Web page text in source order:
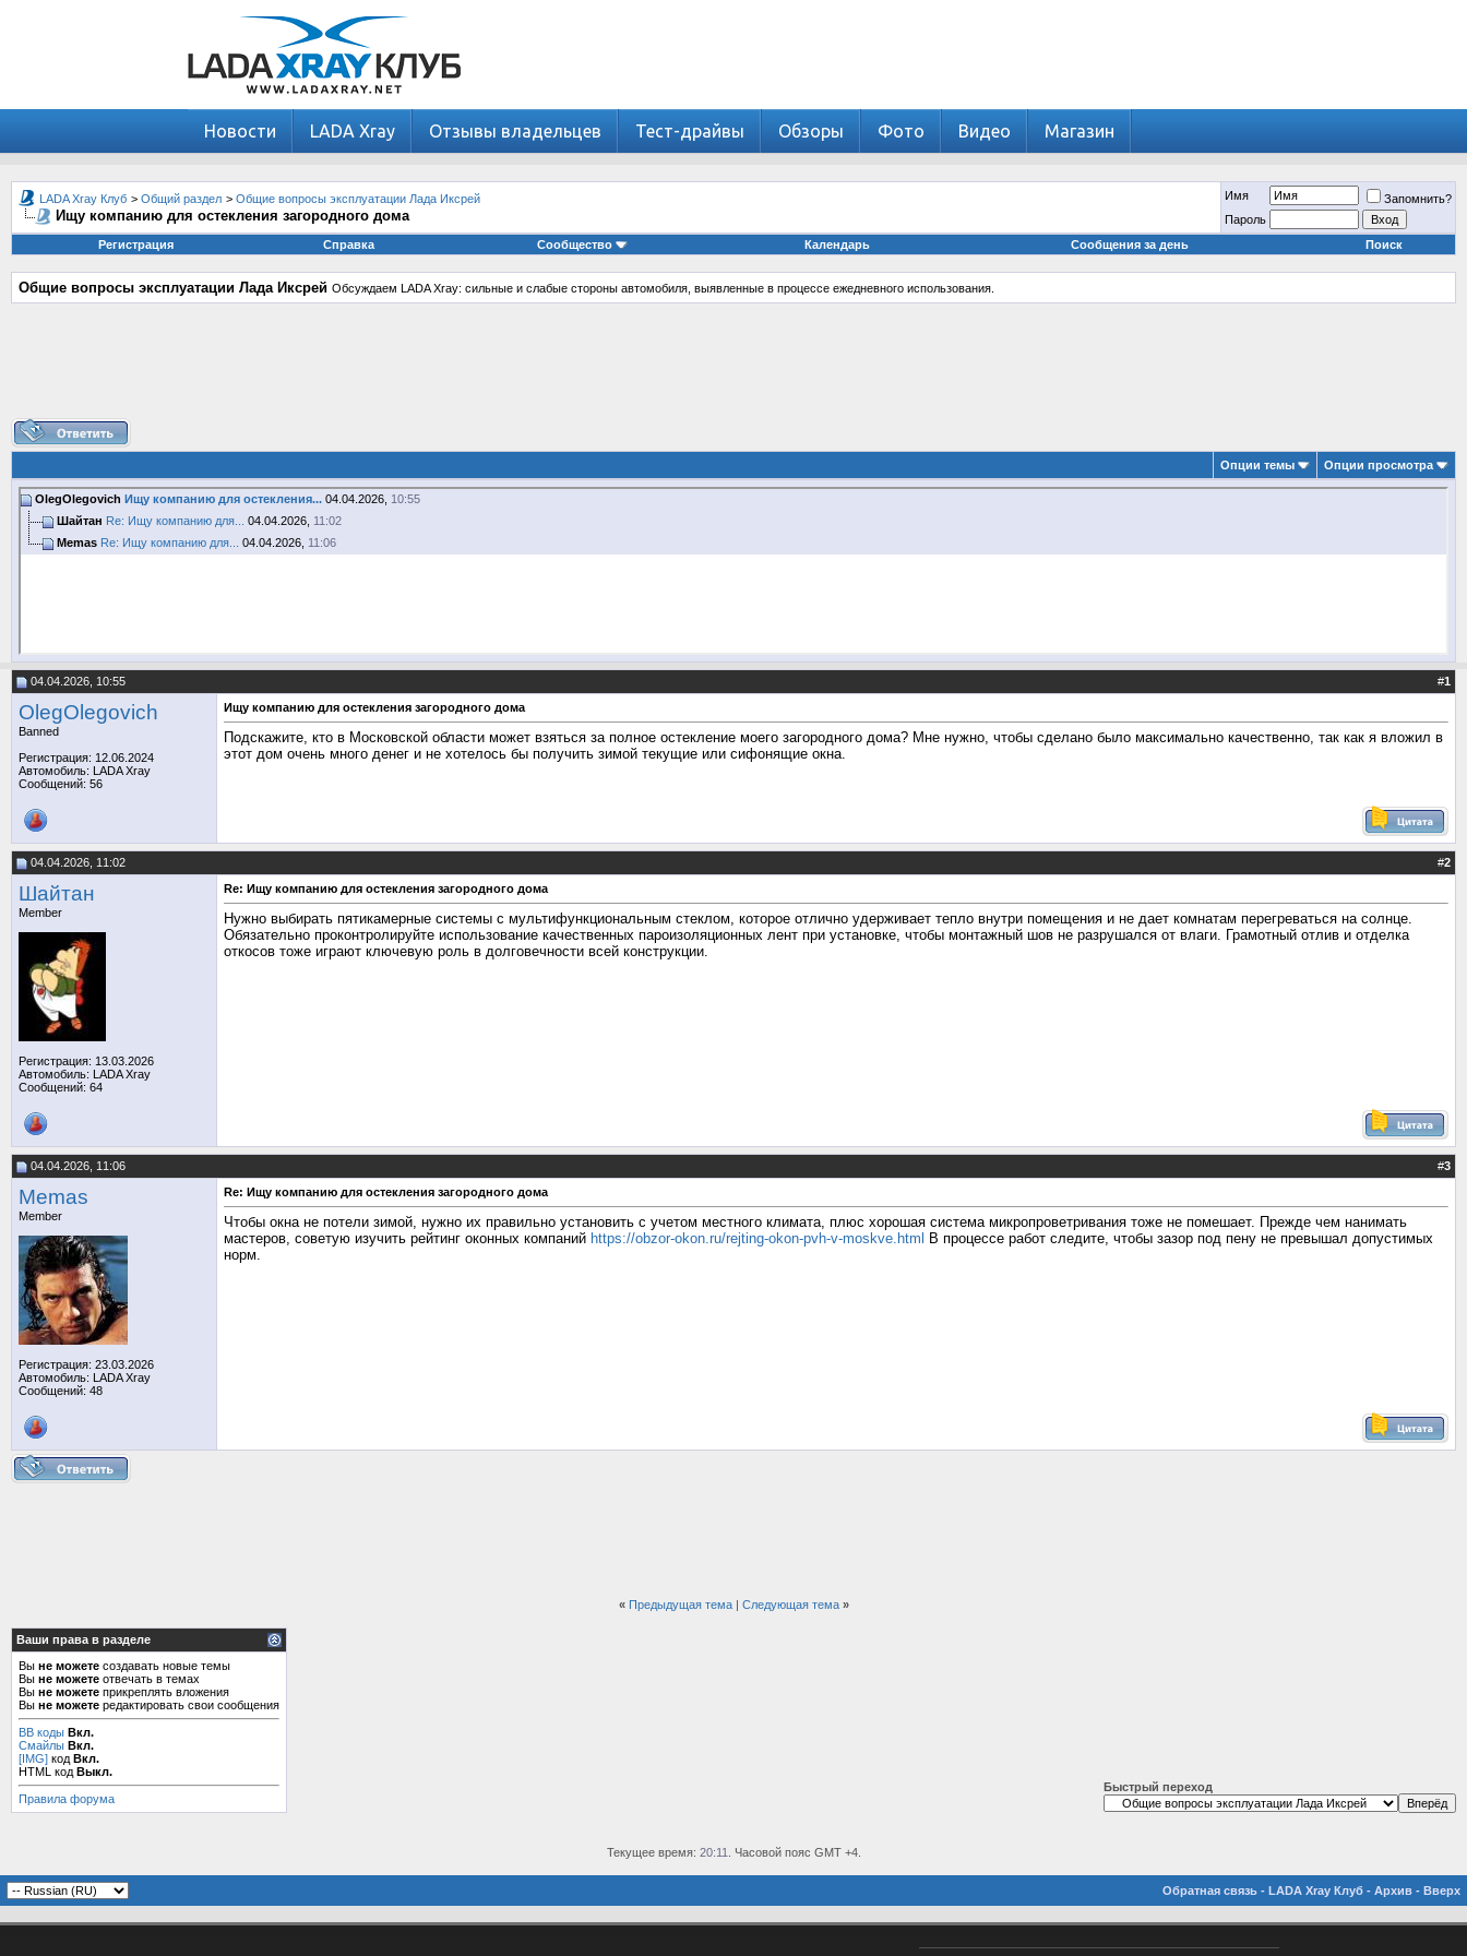
Новости LADA Xray Отзывы владельцев Тест-драйвы Обзоры Фото Видео Магазин
LADA Xray Клуб > Общий раздел > Общие вопросы эксплуатации Лада Иксрей
Ищу компанию для остекления загородного дома
Имя
Запомнить?
Пароль
Регистрация
Справка Сообщество Календарь Сообщения за день Поиск
Общие вопросы эксплуатации Лада Иксрей Обсуждаем LADA Xray: сильные и слабые стороны автомобиля, выявленные в процессе ежедневного использования.
Опции темы Опции просмотра
OlegOlegovich Ищу компанию для остекления... 04.04.2026, 10:55
Шайтан Re: Ищу компанию для... 04.04.2026, 11:02
Memas Re: Ищу компанию для... 04.04.2026, 11:06
04.04.2026, 10:55 #1
OlegOlegovich
Banned
Регистрация: 12.06.2024
Автомобиль: LADA Xray
Сообщений: 56
Ищу компанию для остекления загородного дома
Подскажите, кто в Московской области может взяться за полное остекление моего загородного дома? Мне нужно, чтобы сделано было максимально качественно, так как я вложил в
этот дом очень много денег и не хотелось бы получить зимой текущие или сифонящие окна.
04.04.2026, 11:02 #2
Шайтан
Member
Регистрация: 13.03.2026
Автомобиль: LADA Xray
Сообщений: 64
Re: Ищу компанию для остекления загородного дома
Нужно выбирать пятикамерные системы с мультифункциональным стеклом, которое отлично удерживает тепло внутри помещения и не дает комнатам перегреваться на солнце.
Обязательно проконтролируйте использование качественных пароизоляционных лент при установке, чтобы монтажный шов не разрушался от влаги. Грамотный отлив и отделка
откосов тоже играют ключевую роль в долговечности всей конструкции.
04.04.2026, 11:06 #3
Memas
Member
Регистрация: 23.03.2026
Автомобиль: LADA Xray
Сообщений: 48
Re: Ищу компанию для остекления загородного дома
Чтобы окна не потели зимой, нужно их правильно установить с учетом местного климата, плюс хорошая система микропроветривания тоже не помешает. Прежде чем нанимать
мастеров, советую изучить рейтинг оконных компаний https://obzor-okon.ru/rejting-okon-pvh-v-moskve.html
В процессе работ следите, чтобы зазор под пену не превышал допустимых
норм.
« Предыдущая тема| Следующая тема »
Ваши права в разделе
Вы не можете создавать новые темы
Вы не можете отвечать в темах
Вы не можете прикреплять вложения
Вы не можете редактировать свои сообщения
BB коды Вкл.
Смайлы Вкл.
[IMG] код Вкл.
HTML код Выкл.
Правила форума
Быстрый переход
Текущее время: 20:11 . Часовой пояс GMT +4.
Обратная связь - LADA Xray Клуб - Архив - Вверх